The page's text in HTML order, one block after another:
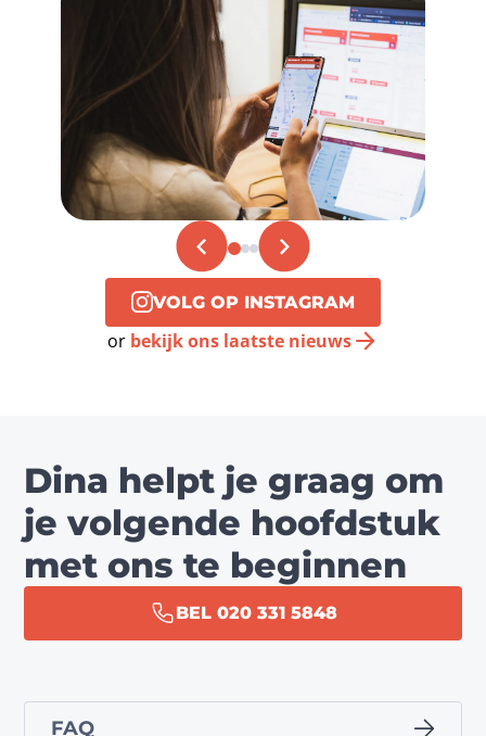
VOLG OP INSTAGRAM
or bekijk ons laatste nieuws
Dina helpt je graag om
je volgende hoofdstuk
met ons te beginnen
BEL 020 331 5848
FAQ